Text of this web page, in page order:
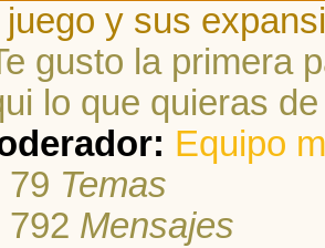
juego y sus
gusto la primera
lo que quieras
Equipo
79 Temas
792 Mensajes